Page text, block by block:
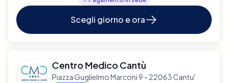
Scegli giorno e ora
Centro Medico Cantù
Piazza Guglielmo Marconi 9 - 22063 Cantu'